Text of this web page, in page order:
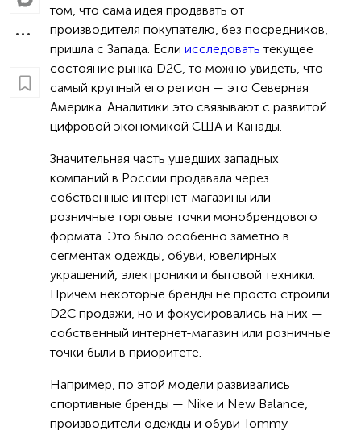
том, что сама идея продавать от
производителя покупателю, без посредников,
пришла с Запада. Если исследовать текущее
состояние рынка D2C, то можно увидеть, что
самый крупный его регион — это Северная
Америка. Аналитики это связывают с развитой
цифровой экономикой США и Канады.
Значительная часть ушедших западных
компаний в России продавала через
собственные интернет-магазины или
розничные торговые точки монобрендового
формата. Это было особенно заметно в
сегментах одежды, обуви, ювелирных
украшений, электроники и бытовой техники.
Причем некоторые бренды не просто строили
D2C продажи, но и фокусировались на них —
собственный интернет-магазин или розничные
точки были в приоритете.
Например, по этой модели развивались
спортивные бренды — Nike и New Balance,
производители одежды и обуви Tommy